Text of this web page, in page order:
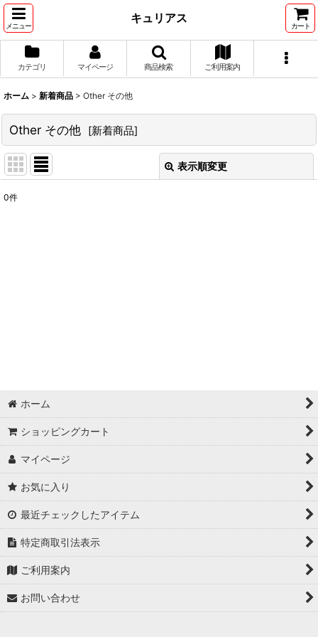
メニュー
キュリアス
カート
カテゴリ マイページ 商品検索 ご利用案内
ホーム > 新着商品 > Other その他
Other その他 [新着商品]
表示順変更
0件
ホーム
ショッピングカート
マイページ
お気に入り
最近チェックしたアイテム
特定商取引法表示
ご利用案内
お問い合わせ